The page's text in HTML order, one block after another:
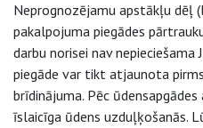
Neprognozējamu apstākļu dēļ
pakalpojuma piegādes
darbu norisei nav
piegāde var tikt atjaunota
brīdinājuma. Pēc
īslaicīga ūdens uzduļķošanās.